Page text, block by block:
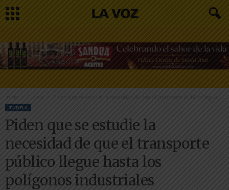
Inicio Tudela Piden que se estudie la necesidad de que el transporte público llegue...
TUDELA
Piden que se estudie la
necesidad de que el transporte
público llegue hasta los
polígonos industriales